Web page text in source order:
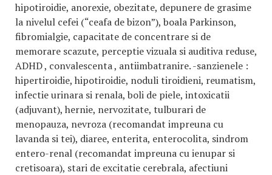
hipotiroidie, anorexie, obezitate, depunere de grasime
la nivelul cefei (“ceafa de bizon”), boala Parkinson,
fibromialgie, capacitate de concentrare si de
memorare scazute, perceptie vizuala si auditiva reduse,
ADHD , convalescenta , antiimbatranire. -sanzienele :
hipertiroidie, hipotiroidie, noduli tiroidieni, reumatism,
infectie urinara si renala, boli de piele, intoxicatii
(adjuvant), hernie, nervozitate, tulburari de
menopauza, nevroza (recomandat impreuna cu
lavanda si tei), diaree, enterita, enterocolita, sindrom
entero-renal (recomandat impreuna cu ienupar si
cretisoara), stari de excitatie cerebrala, afectiuni